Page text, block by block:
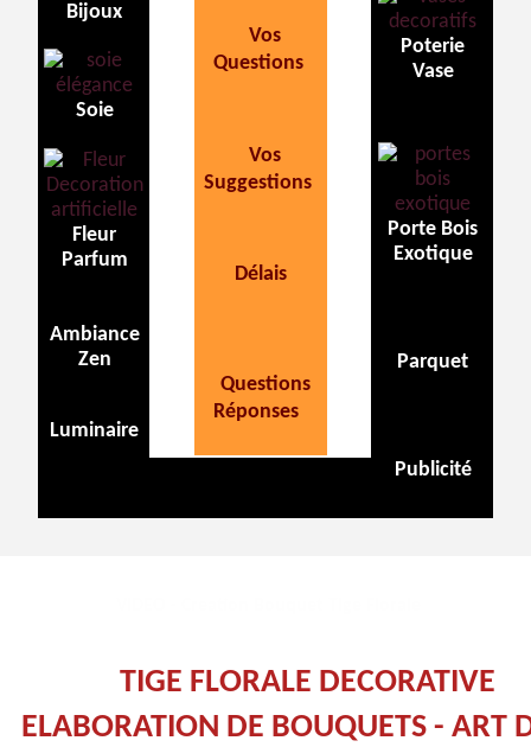
Vos
Questions
Vos
Suggestions
Délais
Questions
Réponses
Bijoux
Soie
Fleur
Parfum
Ambiance
Zen
Luminaire
Poterie
Vase
Porte Bois
Exotique
Parquet
Publicité
TIGE FLORALE DECORATIVE
ELABORATION DE BOUQUETS - ART